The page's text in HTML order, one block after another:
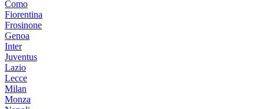
Como
Fiorentina
Frosinone
Genoa
Inter
Juventus
Lazio
Lecce
Milan
Monza